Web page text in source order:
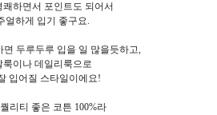
쾌하면서 포인트도 되어서
얼하게 입기 좋구요.
면 두루두루 입을 일 많을듯하고,
룩이나 데일리룩으로
입어질 스타일이에요!
리티 좋은 코튼 100%라